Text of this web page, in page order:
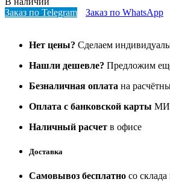
Заказ по Telegram
Заказ по WhatsApp
Нет цены? Сделаем
Нашли дешевле? Предложим
Безналичная оплата на
Оплата с банковской карты
Наличный расчет в офисе
Доставка
Самовывоз бесплатно со